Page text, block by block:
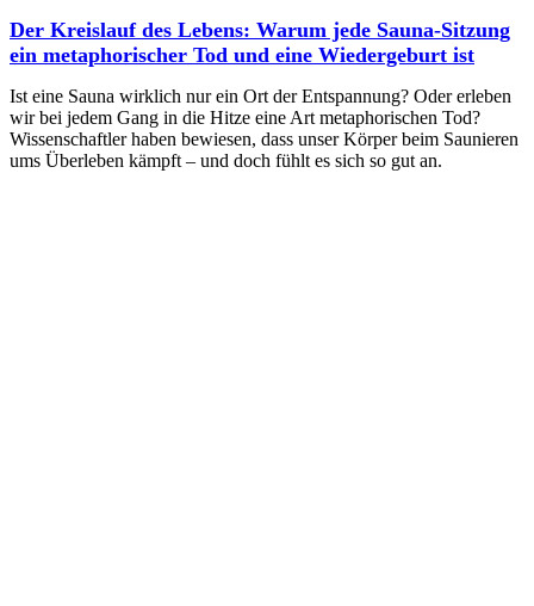
Der Kreislauf des Lebens: Warum jede Sauna-Sitzung
ein metaphorischer Tod und eine Wiedergeburt ist
Ist eine Sauna wirklich nur ein Ort der Entspannung? Oder erleben
wir bei jedem Gang in die Hitze eine Art metaphorischen Tod?
Wissenschaftler haben bewiesen, dass unser Körper beim Saunieren
ums Überleben kämpft – und doch fühlt es sich so gut an.